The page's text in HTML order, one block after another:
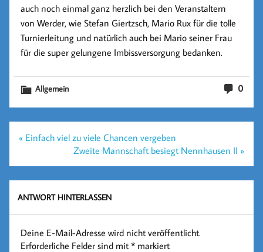
auch noch einmal ganz herzlich bei den Veranstaltern
von Werder, wie Stefan Giertzsch, Mario Rux für die tolle
Turnierleitung und natürlich auch bei Mario seiner Frau
für die super gelungene Imbissversorgung bedanken.
0
Allgemein
Beitragsnavigation
« Einfach viel zu viele Chancen vergeben
Zweite Mannschaft besiegt Nennhausen II »
ANTWORT HINTERLASSEN
Deine E-Mail-Adresse wird nicht veröffentlicht.
Erforderliche Felder sind mit* markiert